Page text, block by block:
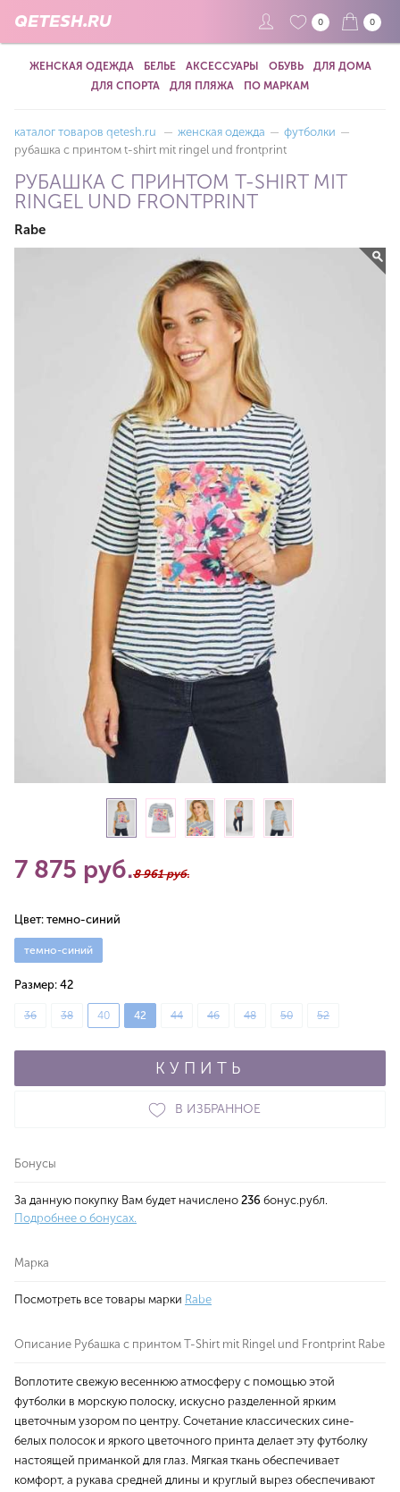
QETESH.RU 0 0
ЖЕНСКАЯ ОДЕЖДА БЕЛЬЕ АКСЕССУАРЫ ОБУВЬ
ДЛЯ ДОМА
ДЛЯ СПОРТА
ДЛЯ ПЛЯЖА ПО МАРКАМ
каталог товаров qetesh.ru — женская одежда — футболки —
рубашка с принтом t-shirt mit ringel und frontprint
РУБАШКА С ПРИНТОМ T-SHIRT MIT
RINGEL UND FRONTPRINT
Rabe
7 875 руб.8 961 руб.
Цвет: темно-синий
темно-синий
Размер: 42
36 38 40 42 44 46 48 50 52
КУПИТЬ
В ИЗБРАННОЕ
Бонусы
За данную покупку Вам будет начислено 236 бонус.рубл.
Подробнее о бонусах.
Марка
Посмотреть все товары марки Rabe
Описание Рубашка с принтом T-Shirt mit Ringel und Frontprint Rabe
Воплотите свежую весеннюю атмосферу с помощью этой
футболки в морскую полоску, искусно разделенной ярким
цветочным узором по центру. Сочетание классических сине-
белых полосок и яркого цветочного принта делает эту футболку
настоящей приманкой для глаз. Мягкая ткань обеспечивает
комфорт, а рукава средней длины и круглый вырез обеспечивают